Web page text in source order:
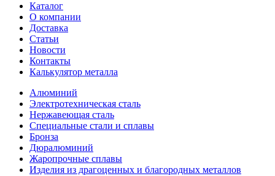
Каталог
О компании
Доставка
Статьи
Новости
Контакты
Калькулятор металла
Алюминий
Электротехническая сталь
Нержавеющая сталь
Специальные стали и сплавы
Бронза
Дюралюминий
Жаропрочные сплавы
Изделия из драгоценных и благородных металлов